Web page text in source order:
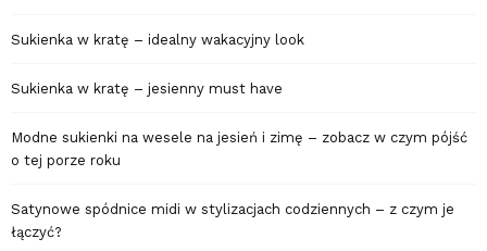
Sukienka w kratę – idealny wakacyjny look
Sukienka w kratę – jesienny must have
Modne sukienki na wesele na jesień i zimę – zobacz w czym pójść
o tej porze roku
Satynowe spódnice midi w stylizacjach codziennych – z czym je
łączyć?